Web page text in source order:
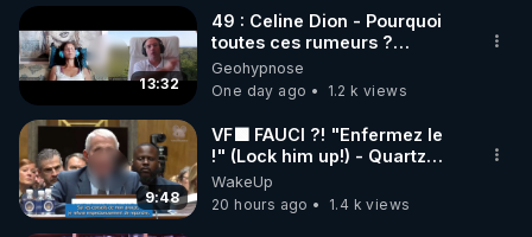
13:32
49 : Celine Dion - Pourquoi
toutes ces rumeurs ?
Enquête sous hypnose
Geohypnose
One day ago
1.2 k views
9:48
VF🟩 FAUCI ?! "Enfermez le
!" (Lock him up!) - Quartz
Traduction
WakeUp
20 hours ago
1.4 k views